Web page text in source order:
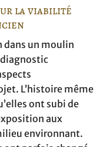
la viabilité
dans un moulin
L’histoire même
ont subi de
aux
environnant.